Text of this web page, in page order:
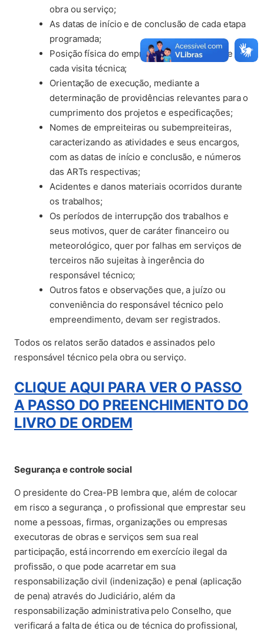
obra ou serviço;
As datas de início e de conclusão de cada etapa
programada;
Posição física do empreendimento no dia de
cada visita técnica;
Orientação de execução, mediante a
determinação de providências relevantes para o
cumprimento dos projetos e especificações;
Nomes de empreiteiras ou subempreiteiras,
caracterizando as atividades e seus encargos,
com as datas de início e conclusão, e números
das ARTs respectivas;
Acidentes e danos materiais ocorridos durante
os trabalhos;
Os períodos de interrupção dos trabalhos e
seus motivos, quer de caráter financeiro ou
meteorológico, quer por falhas em serviços de
terceiros não sujeitas à ingerência do
responsável técnico;
Outros fatos e observações que, a juízo ou
conveniência do responsável técnico pelo
empreendimento, devam ser registrados.
Todos os relatos serão datados e assinados pelo
responsável técnico pela obra ou serviço.
CLIQUE AQUI PARA VER O PASSO
A PASSO DO PREENCHIMENTO DO
LIVRO DE ORDEM
Segurança e controle social
O presidente do Crea-PB lembra que, além de colocar
em risco a segurança , o profissional que emprestar seu
nome a pessoas, firmas, organizações ou empresas
executoras de obras e serviços sem sua real
participação, está incorrendo em exercício ilegal da
profissão, o que pode acarretar em sua
responsabilização civil (indenização) e penal (aplicação
de pena) através do Judiciário, além da
responsabilização administrativa pelo Conselho, que
verificará a falta de ética ou de técnica do profissional,